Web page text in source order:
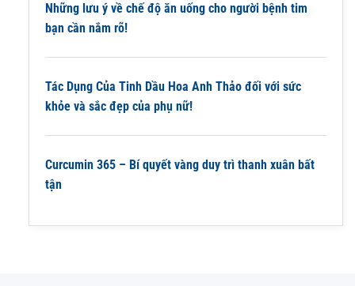
Những lưu ý về chế độ ăn uống cho người bệnh tim
bạn cần nắm rõ!
Tác Dụng Của Tinh Dầu Hoa Anh Thảo đối với sức
khỏe và sắc đẹp của phụ nữ!
Curcumin 365 – Bí quyết vàng duy trì thanh xuân bất
tận